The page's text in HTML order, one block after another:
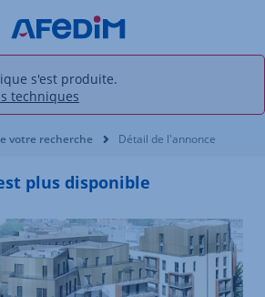
s'est produite.
techniques
votre recherche Détail de l'annonce
plus disponible